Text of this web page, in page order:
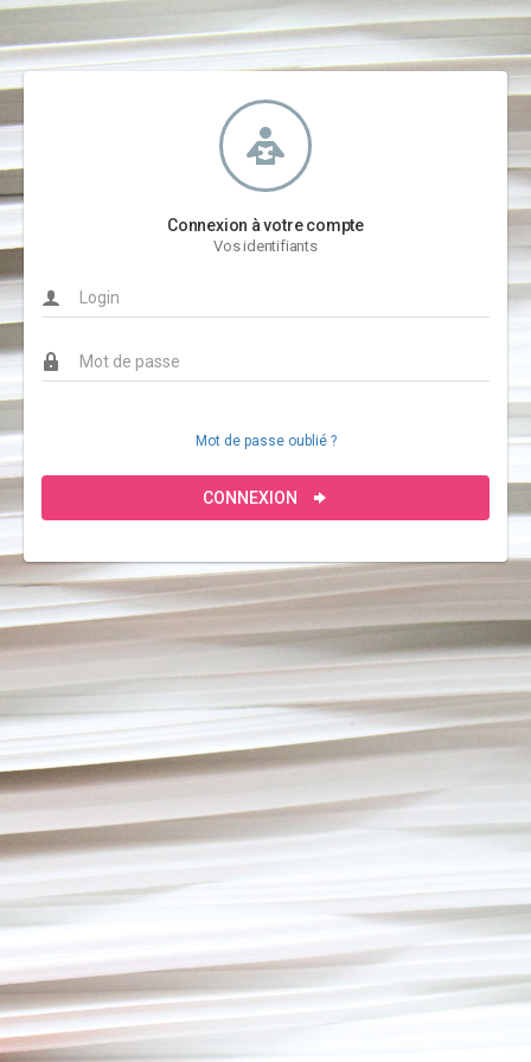
Connexion à votre compte
Vos identifiants
Mot de passe oublié ?
CONNEXION